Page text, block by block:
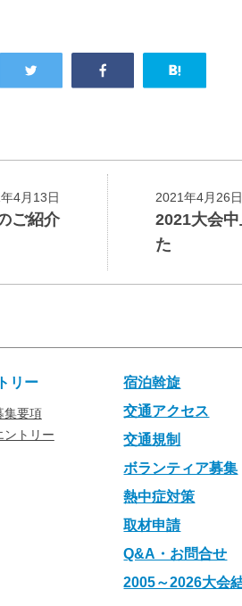
4月13日
ご紹介
2021年4月26日
2021大会
た
リー
集要項
ントリー
宿泊斡旋
交通アクセス
交通規制
ボランティア募集
熱中症対策
取材申請
Q&A・お問合せ
2005～2026大会